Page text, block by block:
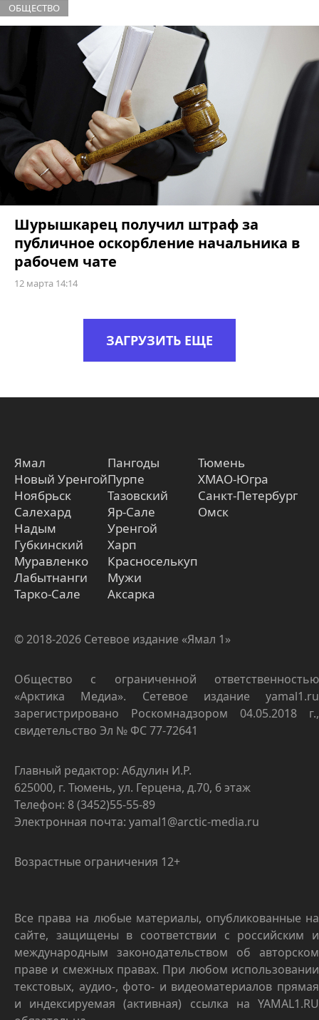
ОБЩЕСТВО
Шурышкарец получил штраф за
публичное оскорбление начальника в
рабочем чате
12 марта 14:14
ЗАГРУЗИТЬ ЕЩЕ
Ямал
Новый Уренгой
Ноябрьск
Салехард
Надым
Губкинский
Муравленко
Лабытнанги
Тарко-Сале
Пангоды
Пурпе
Тазовский
Яр-Сале
Уренгой
Харп
Красноселькуп
Мужи
Аксарка
Тюмень
ХМАО-Югра
Санкт-Петербург
Омск
© 2018-2026 Сетевое издание «Ямал 1»
Общество с ограниченной ответственностью
«Арктика Медиа». Сетевое издание yamal1.ru
зарегистрировано Роскомнадзором 04.05.2018 г.,
свидетельство Эл № ФС 77-72641
Главный редактор: Абдулин И.Р.
625000, г. Тюмень, ул. Герцена, д.70, 6 этаж
Телефон: 8 (3452)55-55-89
Электронная почта: yamal1@arctic-media.ru
Возрастные ограничения 12+
Все права на любые материалы, опубликованные на
сайте, защищены в соответствии с российским и
международным законодательством об авторском
праве и смежных правах. При любом использовании
текстовых, аудио-, фото- и видеоматериалов прямая
и индексируемая (активная) ссылка на YAMAL1.RU